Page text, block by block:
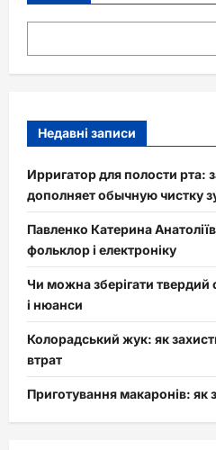
Недавні записи
Ирригатор для полости рта:
дополняет обычную чистку
Павленко Катерина
фольклор і електроніку
Чи можна зберігати твердий
і нюанси
Колорадський жук: як
втрат
Приготування макаронів: як